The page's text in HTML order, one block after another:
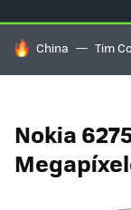
HOY SE HABLA
China Tim
Nokia